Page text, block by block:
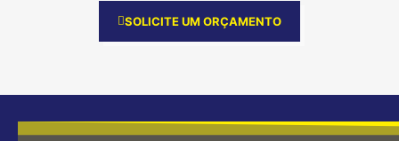
SOLICITE UM ORÇAMENTO